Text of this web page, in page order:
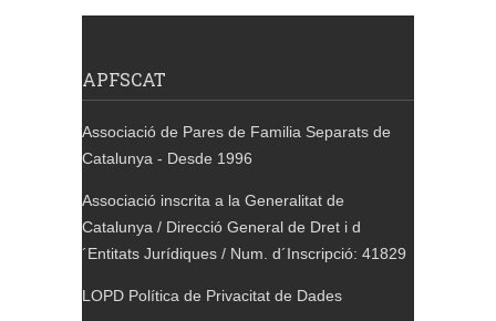
APFSCAT
Associació de Pares de Familia Separats de
Catalunya - Desde 1996
Associació inscrita a la Generalitat de
Catalunya / Direcció General de Dret i d
´Entitats Jurídiques / Num. d´Inscripció: 41829
LOPD Política de Privacitat de Dades